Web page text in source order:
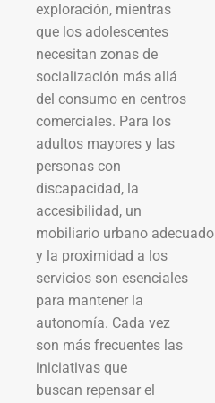
exploración, mientras
que los adolescentes
necesitan zonas de
socialización más allá
del consumo en centros
comerciales. Para los
adultos mayores y las
personas con
discapacidad, la
accesibilidad, un
mobiliario urbano adecuado
y la proximidad a los
servicios son esenciales
para mantener la
autonomía. Cada vez
son más frecuentes las
iniciativas que
buscan repensar el